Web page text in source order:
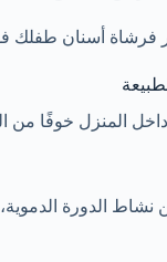
فرشاة أسنان طفلك
المنزل خوفًا من
نشاط الدورة